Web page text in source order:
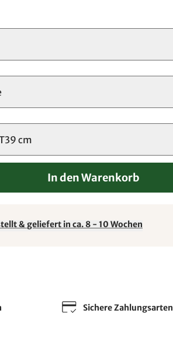
cm
In den Warenkorb
& geliefert in ca. 8 - 10 Wochen
Sichere Zahlungsarten